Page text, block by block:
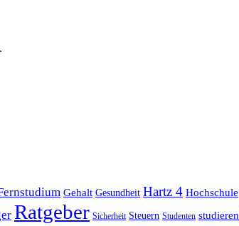
Gehalt Gesundheit Hartz 4 Hochschule
Ratgeber Sicherheit Steuern Studenten studieren